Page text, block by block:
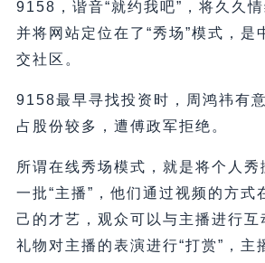
9158，谐音“就约我吧”，将久久
并将网站定位在了“秀场”模式，是
交社区。
9158最早寻找投资时，周鸿祎有
占股份较多，遭傅政军拒绝。
所谓在线秀场模式，就是将个人秀
一批“主播”，他们通过视频的方式
己的才艺，观众可以与主播进行互
礼物对主播的表演进行“打赏”，主